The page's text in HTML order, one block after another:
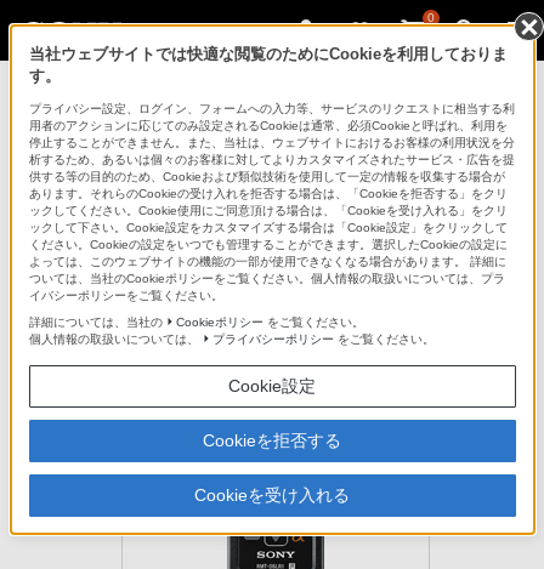
0
RMT-DSLR1
リモートコマンダー
RMT-DSLR1
生産完了
希望小売価格3,300円(税込)
当社ウェブサイトでは快適な閲覧のためにCookieを利用しておりま
す。
プライバシー設定、ログイン、フォームへの入力等、サービスのリクエストに相当する利
用者のアクションに応じてのみ設定されるCookieは通常、必須Cookieと呼ばれ、利用を
停止することができません。また、当社は、ウェブサイトにおけるお客様の利用状況を分
析するため、あるいは個々のお客様に対してよりカスタマイズされたサービス・広告を提
供する等の目的のため、Cookieおよび類似技術を使用して一定の情報を収集する場合が
あります。それらのCookieの受け入れを拒否する場合は、「Cookieを拒否する」をクリ
ックしてください。Cookie使用にご同意頂ける場合は、「Cookieを受け入れる」をクリ
ックして下さい。Cookie設定をカスタマイズする場合は「Cookie設定」をクリックして
ください。Cookieの設定をいつでも管理することができます。選択したCookieの設定に
よっては、このウェブサイトの機能の一部が使用できなくなる場合があります。 詳細に
ついては、当社のCookieポリシーをご覧ください。個人情報の取扱いについては、プラ
イバシーポリシーをご覧ください。
詳細については、当社の
Cookieポリシー をご覧ください。
個人情報の取扱いについては、
プライバシーポリシー をご覧ください。
Cookie設定
Cookieを拒否する
Cookieを受け入れる